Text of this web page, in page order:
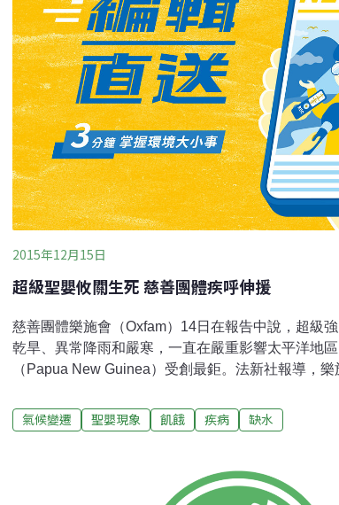
升高也可能在未來改變烏龜性別比例，因為溫度較
2015年12月15日
超級聖嬰攸關生死 慈善團體疾呼伸援
慈善團體樂施會（Oxfam）14日在報告中說，超級
乾旱、異常降雨和嚴寒，一直在嚴重影響太平洋地
（Papua New Guinea）受創最鉅。法新社報導，
緊急加強援助，挽救生命。報告「及早行動因應超級
生命至關重要」（Early Action on Super-charged El
（WMO）11月曾警告，當前因為太平洋海面溫度升
逾15年來威力最強大。樂施會說，當前強大的聖嬰
氣候變遷 聖嬰現象 飢餓 疾病 缺水